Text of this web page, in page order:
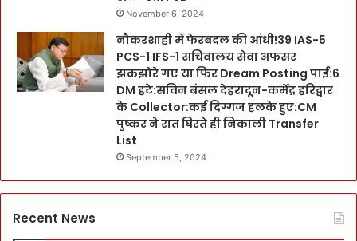
November 6, 2024
नौकरशाही में फेरबदल की आंधी!39 IAS-5
PCS-1 IFS-1 सचिवालय सेवा अफसर
झकझोरे गए या फिर Dream Posting पाई:6
DM हटे:सविन बंसल देहरादून-कर्मेंद्र हरिद्वार
के Collector:कई दिग्गज हलके हुए:CM
पुष्कर ने रात घिरते ही निकाली Transfer
List
September 5, 2024
Recent News